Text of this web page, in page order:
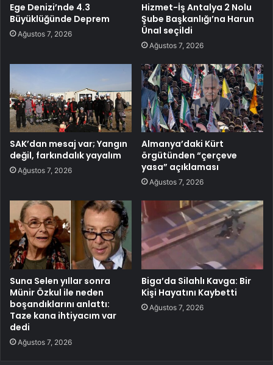
Ege Denizi’nde 4.3
Büyüklüğünde Deprem
Ağustos 7, 2026
Hizmet-İş Antalya 2 Nolu
Şube Başkanlığı’na Harun
Ünal seçildi
Ağustos 7, 2026
SAK’dan mesaj var; Yangın
değil, farkındalık yayalım
Ağustos 7, 2026
Almanya’daki Kürt
örgütünden “çerçeve
yasa” açıklaması
Ağustos 7, 2026
Suna Selen yıllar sonra
Münir Özkul ile neden
boşandıklarını anlattı:
Taze kana ihtiyacım var
dedi
Ağustos 7, 2026
Biga’da Silahlı Kavga: Bir
Kişi Hayatını Kaybetti
Ağustos 7, 2026